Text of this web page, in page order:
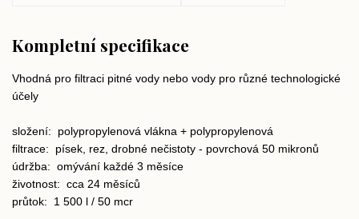
Kompletní specifikace
Vhodná pro filtraci pitné vody nebo vody pro různé technologické
účely
složení: polypropylenová vlákna + polypropylenová
filtrace: písek, rez, drobné nečistoty - povrchová 50 mikronů
údržba: omývání každé 3 měsíce
životnost: cca 24 měsíců
průtok: 1 500 l / 50 mcr